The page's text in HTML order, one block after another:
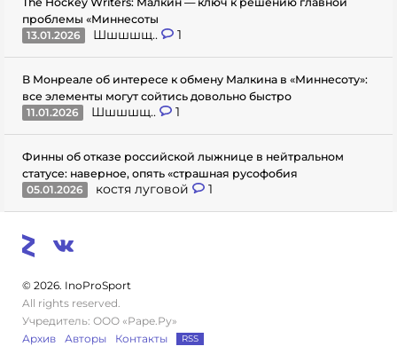
проблемы «Миннесоты
13.01.2026
Шшшшщ.. 1
В Монреале об интересе к обмену Малкина в «Миннесоту»:
все элементы могут сойтись довольно быстро
11.01.2026
Шшшшщ.. 1
Финны об отказе российской лыжнице в нейтральном
статусе: наверное, опять «страшная русофобия
05.01.2026
костя луговой 1
© 2026. InoProSport
All rights reserved.
Учредитель: ООО «Раре.Ру»
Архив
Авторы Контакты RSS